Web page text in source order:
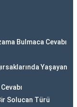
Bulmaca Cevabı
Yaşayan
Solucan Türü